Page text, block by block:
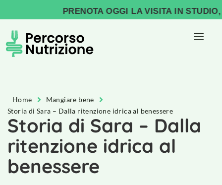
PRENOTA OGGI LA VISITA IN STUDIO,
Home
Mangiare bene
Storia di Sara – Dalla ritenzione idrica al benessere
Storia di Sara – Dalla
ritenzione idrica al
benessere